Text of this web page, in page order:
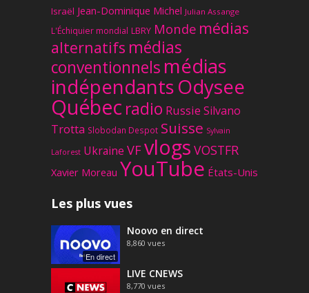
Israël Jean-Dominique Michel Julian Assange
L'Échiquier mondial LBRY Monde médias
alternatifs médias
conventionnels médias
indépendantsOdysee
Québec radio Russie Silvano
Trotta Slobodan Despot Suisse Sylvain
Laforest Ukraine VFvlogs VOSTFR
Xavier Moreau YouTube États-Unis
Les plus vues
En direct
Noovo en direct
8,860 vues
LIVE CNEWS
8,770 vues